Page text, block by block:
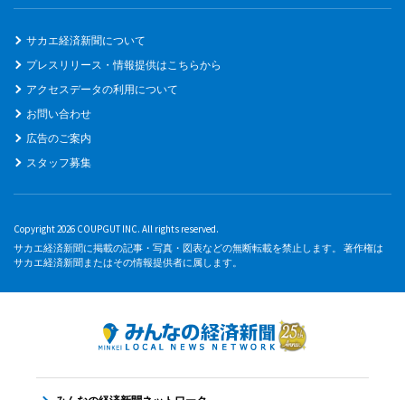
サカエ経済新聞について
プレスリリース・情報提供はこちらから
アクセスデータの利用について
お問い合わせ
広告のご案内
スタッフ募集
Copyright 2026 COUPGUT INC. All rights reserved.
サカエ経済新聞に掲載の記事・写真・図表などの無断転載を禁止します。 著作権は
サカエ経済新聞またはその情報提供者に属します。